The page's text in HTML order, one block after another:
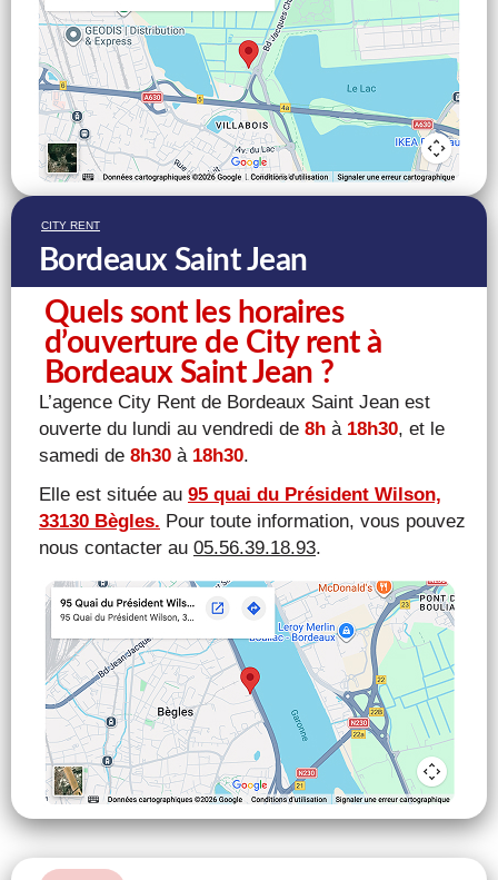
CITY RENT
Bordeaux Saint Jean
Quels sont les horaires
d’ouverture de City rent à
Bordeaux Saint Jean ?
L’agence City Rent de Bordeaux Saint Jean est
ouverte du lundi au vendredi de 8h à 18h30, et le
samedi de 8h30 à 18h30.
Elle est située au 95 quai du Président Wilson,
33130 Bègles. Pour toute information, vous pouvez
nous contacter au 05.56.39.18.93.